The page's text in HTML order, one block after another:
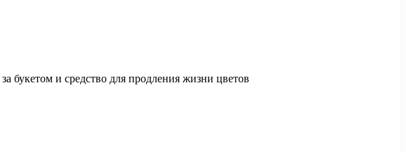
букетом и средство для продления жизни цветов